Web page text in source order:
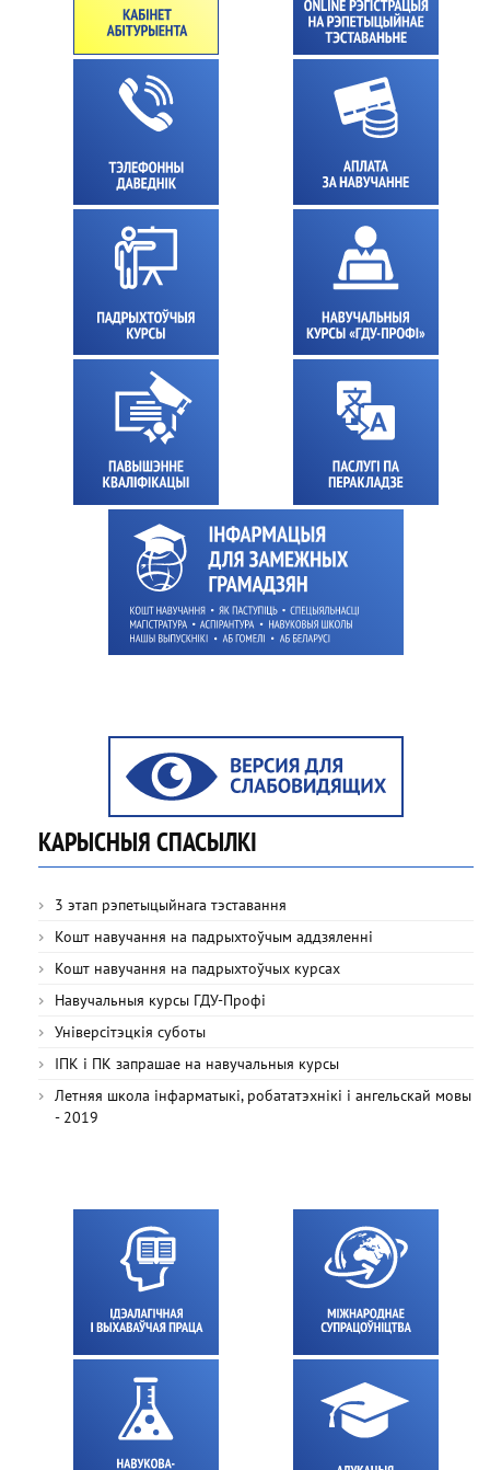
КАРЫСНЫЯ СПАСЫЛКІ
3 этап рэпетыцыйнага тэставання
Кошт навучання на падрыхтоўчым аддзяленні
Кошт навучання на падрыхтоўчых курсах
Навучальныя курсы ГДУ-Профі
Універсітэцкія суботы
ІПК і ПК запрашае на навучальныя курсы
Летняя школа інфарматыкі, робататэхнікі і ангельскай мовы
- 2019